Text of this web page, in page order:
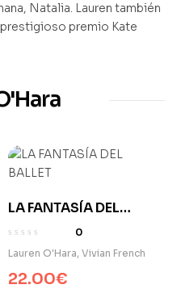
Natalia. Lauren también
premio Kate
LA FANTASÍA DEL
BALLET
0
Lauren O'Hara, Vivian French
22.00€